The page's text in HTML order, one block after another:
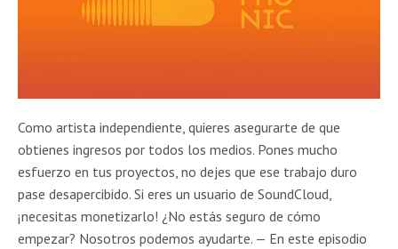
Como artista independiente, quieres asegurarte de que
obtienes ingresos por todos los medios. Pones mucho
esfuerzo en tus proyectos, no dejes que ese trabajo duro
pase desapercibido. Si eres un usuario de SoundCloud,
¡necesitas monetizarlo! ¿No estás seguro de cómo
empezar? Nosotros podemos ayudarte. — En este episodio